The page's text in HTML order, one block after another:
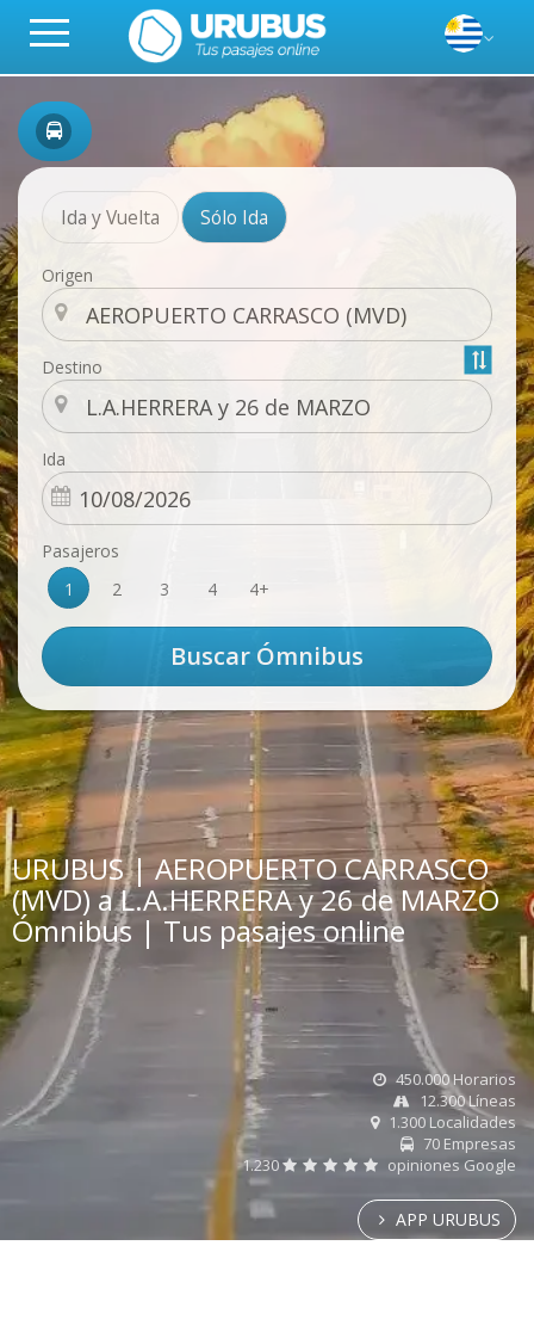
Ida y Vuelta Sólo Ida
Origen
Destino
Ida
Pasajeros
1
2 3 4 4+
URUBUS | AEROPUERTO CARRASCO
(MVD) a L.A.HERRERA y 26 de MARZO
Ómnibus | Tus pasajes online
450.000 Horarios
12.300 Líneas
1.300 Localidades
70 Empresas
1.230
opiniones Google
APP URUBUS